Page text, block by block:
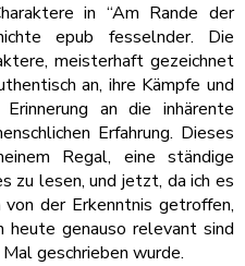
in “Am Rande der
epub fesselnder. Die
meisterhaft gezeichnet
an, ihre Kämpfe und
an die inhärente
Erfahrung. Dieses
Regal, eine ständige
zu lesen, und jetzt, da ich es
der Erkenntnis getroffen,
heute genauso relevant sind
geschrieben wurde.